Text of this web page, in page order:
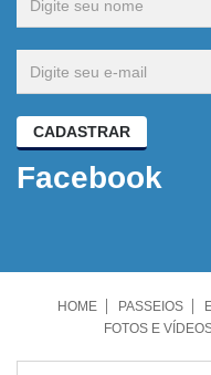
CADASTRAR
Facebook
HOME PASSEIOS
FOTOS E